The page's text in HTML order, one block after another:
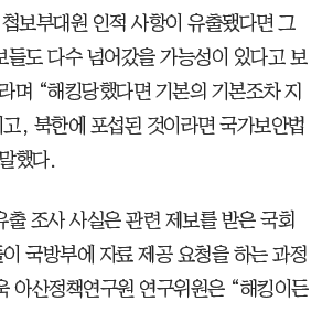
보부대원 인적 사항이 유출됐다면 그
들도 다수 넘어갔을 가능성이 있다고 보
며 “해킹당했다면 기본의 기본조차 지
, 북한에 포섭된 것이라면 국가보안법
했다.
출 조사 사실은 관련 제보를 받은 국회
국방부에 자료 제공 요청을 하는 과정
아산정책연구원 연구위원은 “해킹이든